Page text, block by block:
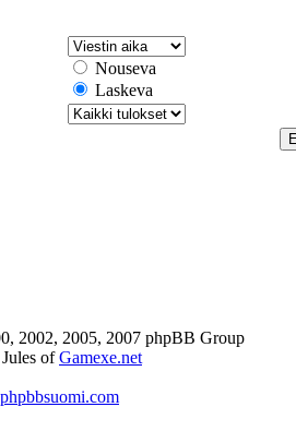
Nouseva
Laskeva
2002, 2005, 2007 phpBB Group
ofGamexe.net